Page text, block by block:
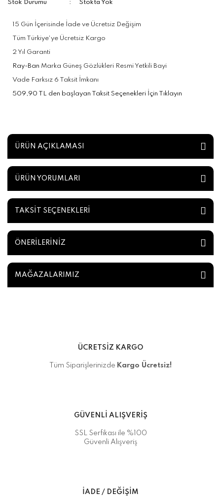
Stok Durumu
Stokta Yok
15 Gün İçerisinde İade ve Ücretsiz Değişim
Tüm Türkiye'ye Ücretsiz Kargo
2 Yıl Garanti
Ray-Ban Marka Güneş Gözlükleri Resmi Yetkili Bayi
Vade Farksız 6 Taksit İmkanı
509,90 TL den başlayan Taksit Seçenekleri İçin Tıklayın
ÜRÜN AÇIKLAMASI
ÜRÜN YORUMLARI
TAKSİT SEÇENEKLERİ
ÖNERİLERİNİZ
MAĞAZALARIMIZ
ÜCRETSİZ KARGO
Tüm Siparişlerinizde Kargo Ücretsiz!
GÜVENLİ ALIŞVERİŞ
SSL Serfikası ile %100
Güvenli Alışveriş
İADE / DEĞİŞİM